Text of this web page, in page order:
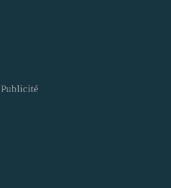
Publicité